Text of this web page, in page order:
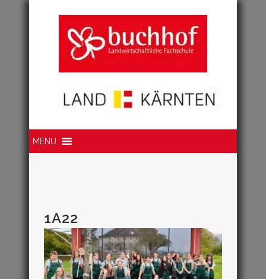
MENU
1A22